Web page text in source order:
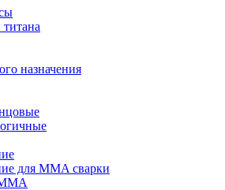
назначения
для MMA сварки